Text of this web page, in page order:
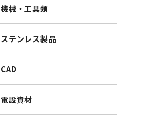
機械・工具類
ステンレス製品
CAD
電設資材